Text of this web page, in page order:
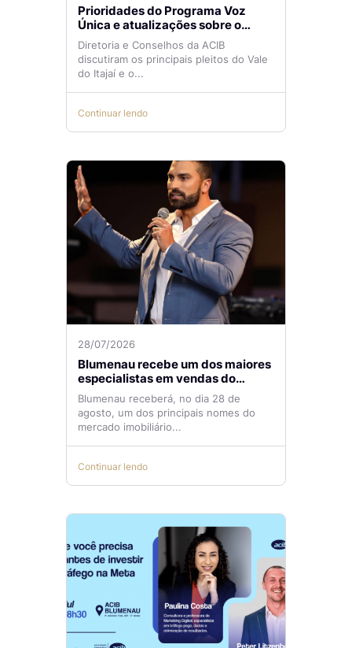
Prioridades do Programa Voz
Única e atualizações sobre o
Aeroporto de Navegantes são
temas de reunião na ACIB
Diretoria e Conselhos da ACIB
discutiram os principais pleitos do Vale
do Itajaí e o...
Continuar lendo
28/07/2026
Blumenau recebe um dos maiores
especialistas em vendas do
mercado imobiliário
Blumenau receberá, no dia 28 de
agosto, um dos principais nomes do
mercado imobiliário...
Continuar lendo